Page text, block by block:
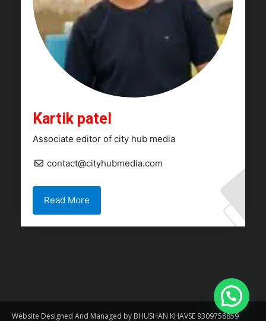
Kartik patel
Associate editor of city hub media
contact@cityhubmedia.com
Read More
Website Designed And Managed by BHUSHAN KHAVSE 9309758859